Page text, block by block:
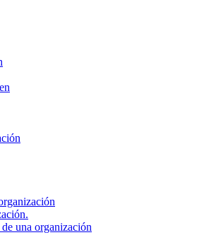
una organización